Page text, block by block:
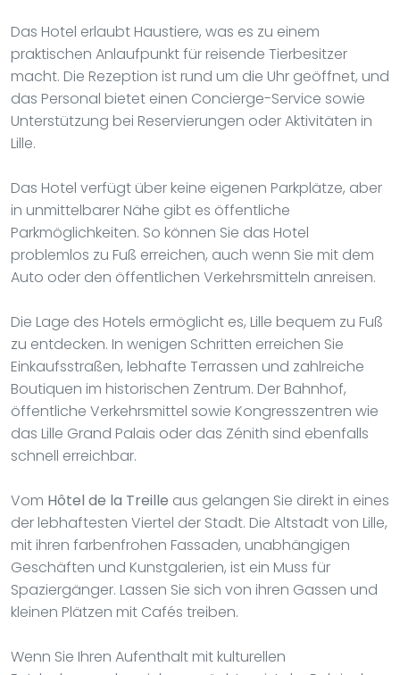
Das Hotel erlaubt Haustiere, was es zu einem
praktischen Anlaufpunkt für reisende Tierbesitzer
macht. Die Rezeption ist rund um die Uhr geöffnet, und
das Personal bietet einen Concierge-Service sowie
Unterstützung bei Reservierungen oder Aktivitäten in
Lille.
Das Hotel verfügt über keine eigenen Parkplätze, aber
in unmittelbarer Nähe gibt es öffentliche
Parkmöglichkeiten. So können Sie das Hotel
problemlos zu Fuß erreichen, auch wenn Sie mit dem
Auto oder den öffentlichen Verkehrsmitteln anreisen.
Die Lage des Hotels ermöglicht es, Lille bequem zu Fuß
zu entdecken. In wenigen Schritten erreichen Sie
Einkaufsstraßen, lebhafte Terrassen und zahlreiche
Boutiquen im historischen Zentrum. Der Bahnhof,
öffentliche Verkehrsmittel sowie Kongresszentren wie
das Lille Grand Palais oder das Zénith sind ebenfalls
schnell erreichbar.
Vom Hôtel de la Treille aus gelangen Sie direkt in eines
der lebhaftesten Viertel der Stadt. Die Altstadt von Lille,
mit ihren farbenfrohen Fassaden, unabhängigen
Geschäften und Kunstgalerien, ist ein Muss für
Spaziergänger. Lassen Sie sich von ihren Gassen und
kleinen Plätzen mit Cafés treiben.
Wenn Sie Ihren Aufenthalt mit kulturellen